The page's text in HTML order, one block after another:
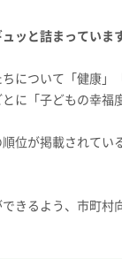
ッと詰まっていま
について「健康」
に「子どもの幸福
位が掲載されてい
るよう、市町村